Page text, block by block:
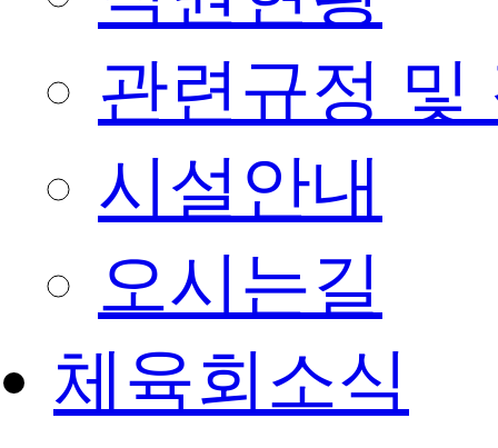
관련규정 및
시설안내
오시는길
체육회소식